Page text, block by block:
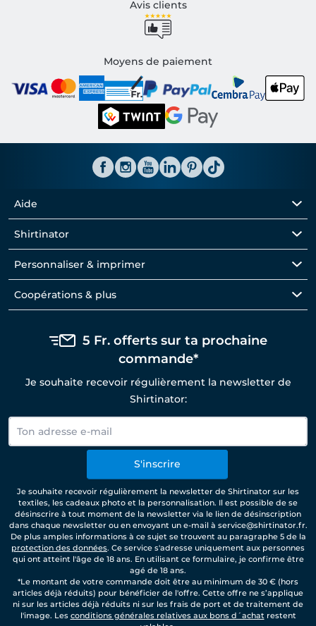
Avis clients
Moyens de paiement
Aide
Shirtinator
Personnaliser & imprimer
Coopérations & plus
5 Fr. offerts sur ta prochaine
commande*
Je souhaite recevoir régulièrement la newsletter de
Shirtinator:
S'inscrire
Je souhaite recevoir régulièrement la newsletter de Shirtinator sur les
textiles, les cadeaux photo et la personnalisation. Il est possible de se
désinscrire à tout moment de la newsletter via le lien de désinscription
dans chaque newsletter ou en envoyant un e-mail à service@shirtinator.fr.
De plus amples informations à ce sujet se trouvent au paragraphe 5 de la
protection des données. Ce service s'adresse uniquement aux personnes
qui ont atteint l'âge de 18 ans. En utilisant ce formulaire, je confirme être
agé de 18 ans.
*Le montant de votre commande doit être au minimum de 30 € (hors
articles déjà réduits) pour bénéficier de l'offre. Cette offre ne s’applique
ni sur les articles déjà réduits ni sur les frais de port et de traitement de
l'image. Les conditions générales relatives aux bons d´achatrestent